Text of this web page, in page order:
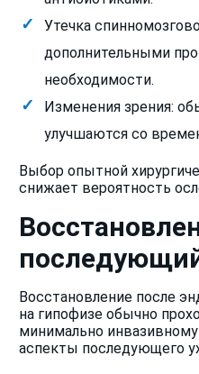
Утечка
дополнительными
необходимости.
Изменения зрения:
улучшаются со
Выбор опытной
снижает вероятность
Восстановление после
на гипофизе обычно
минимально
аспекты последующего